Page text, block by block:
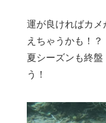
運が良ければカ
えちゃうかも！？
夏シーズンも終盤
う！